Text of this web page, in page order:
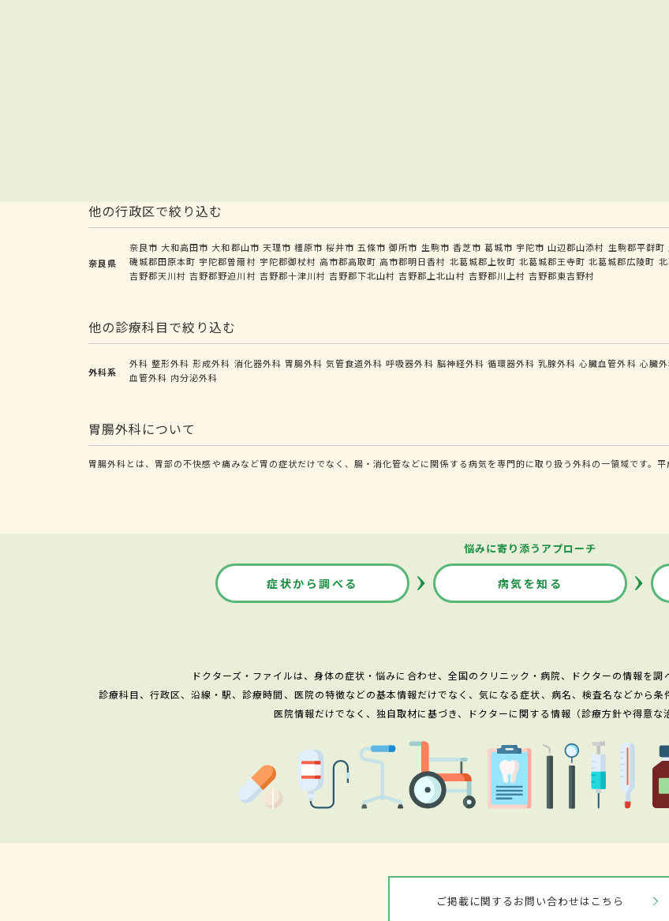
他の行政区で絞り込む
奈良県
奈良市 大和高田市 大和郡山市 天理市 橿原市 桜井市 五條市 御所市 生駒市 香芝市 葛城市 宇陀市 山辺郡山添村 生駒郡平群町
磯城郡田原本町 宇陀郡曽爾村 宇陀郡御杖村 高市郡高取町 高市郡明日香村 北葛城郡上牧町 北葛城郡王寺町 北葛城郡広陵町
吉野郡天川村 吉野郡野迫川村 吉野郡十津川村 吉野郡下北山村 吉野郡上北山村 吉野郡川上村 吉野郡東吉野村
他の診療科目で絞り込む
外科系
外科 整形外科 形成外科 消化器外科 胃腸外科 気管食道外科 呼吸器外科 脳神経外科 循環器外科 乳腺外科 心臓血管外科 心臓
血管外科 内分泌外科
胃腸外科について
胃腸外科とは、胃部の不快感や痛みなど胃の症状だけでなく、腸・消化管などに関係する病気を専門的に取り扱う外科の一領域です。
悩みに寄り添うアプローチ
症状から調べる 病気を知る
ドクターズ・ファイルは、身体の症状・悩みに合わせ、全国のクリニック・病院、ドクターの情報を調
診療科目、行政区、沿線・駅、診療時間、医院の特徴などの基本情報だけでなく、気になる症状、病名、検査名などから条
医院情報だけでなく、独自取材に基づき、ドクターに関する情報（診療方針や得意な
ご掲載に関するお問い合わせはこちら